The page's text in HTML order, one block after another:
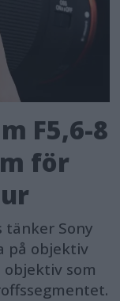
F5,6-8
för
Sony
på objektiv
som